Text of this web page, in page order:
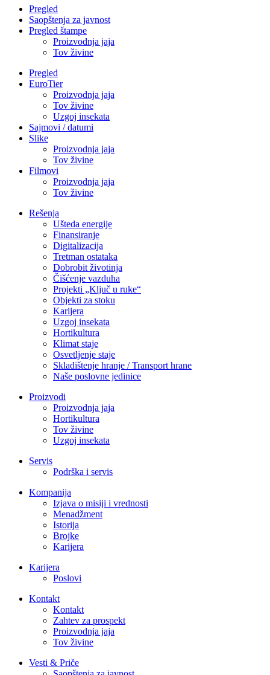
Pregled
Saopštenja za javnost
Pregled štampe
Proizvodnja jaja
Tov živine
Pregled
EuroTier
Proizvodnja jaja
Tov živine
Uzgoj insekata
Sajmovi / datumi
Slike
Proizvodnja jaja
Tov živine
Filmovi
Proizvodnja jaja
Tov živine
Rešenja
Ušteda energije
Finansiranje
Digitalizacija
Tretman ostataka
Dobrobit životinja
Čišćenje vazduha
Projekti „Ključ u ruke“
Objekti za stoku
Karijera
Uzgoj insekata
Hortikultura
Klimat staje
Osvetljenje staje
Skladištenje hranje / Transport hrane
Naše poslovne jedinice
Proizvodi
Proizvodnja jaja
Hortikultura
Tov živine
Uzgoj insekata
Servis
Podrška i servis
Kompanija
Izjava o misiji i vrednosti
Menadžment
Istorija
Brojke
Karijera
Karijera
Poslovi
Kontakt
Kontakt
Zahtev za prospekt
Proizvodnja jaja
Tov živine
Vesti & Priče